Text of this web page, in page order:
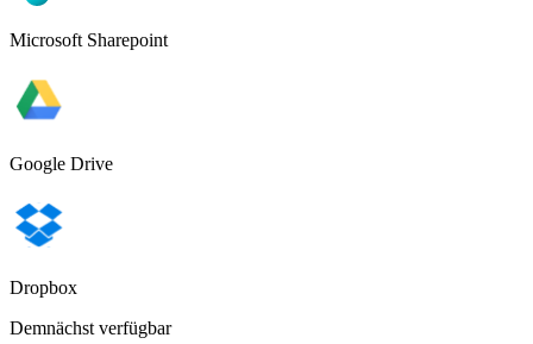
Microsoft Sharepoint
Google Drive
Dropbox
Demnächst verfügbar